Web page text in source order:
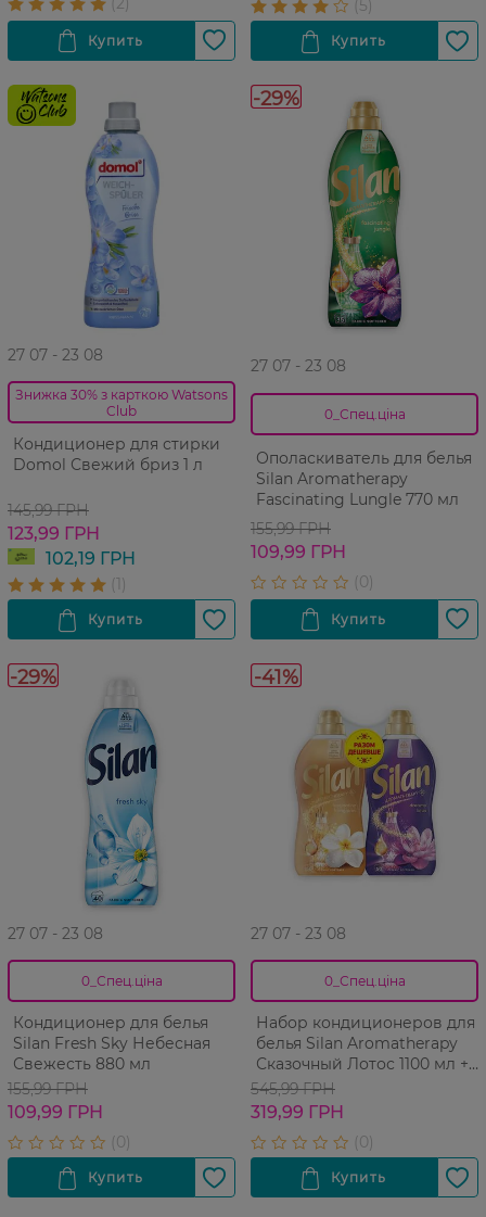
27 07 - 23 08
Знижка 30% з карткою Watsons
Club
Кондиционер для стирки
Domol Свежий бриз 1 л
145,99 ГРН
123,99 ГРН
102,19 ГРН
-29%
27 07 - 23 08
0_Спец.ціна
Ополаскиватель для белья
Silan Aromatherapy
Fascinating Lungle 770 мл
155,99 ГРН
109,99 ГРН
-29%
27 07 - 23 08
0_Спец.ціна
Кондиционер для белья
Silan Fresh Sky Небесная
Свежесть 880 мл
155,99 ГРН
109,99 ГРН
-41%
27 07 - 23 08
0_Спец.ціна
Набор кондиционеров для
белья Silan Aromatherapy
Сказочный Лотос 1100 мл +
Захватывающий
Френджипани 1100 мл
545,99 ГРН
319,99 ГРН